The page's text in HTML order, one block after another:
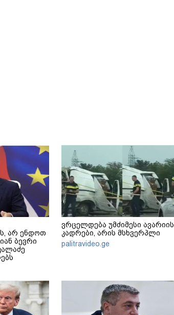
არ ენდოთ
ბევრი
ვრცელდება უმძიმესი ავარიის
კადრები, არის მსხვერპლი
palitravideo.ge